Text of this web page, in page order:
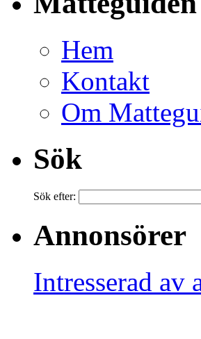
Hem
Kontakt
Om
Sök
Sök efter:
Annonsörer
Intresserad av